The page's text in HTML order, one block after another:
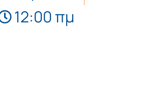
12:00 πμ